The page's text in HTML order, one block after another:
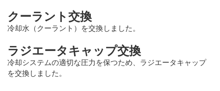
クーラント交換
冷却水（クーラント）を交換しました。
ラジエータキャップ交換
冷却システムの適切な圧力を保つため、ラジエータキャップ
を交換しました。